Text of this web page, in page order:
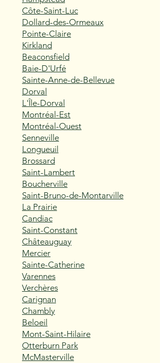
Côte-Saint-Luc
Dollard-des-Ormeaux
Pointe-Claire
Kirkland
Beaconsfield
Baie-D'Urfé
Sainte-Anne-de-Bellevue
Dorval
L'Île-Dorval
Montréal-Est
Montréal-Ouest
Senneville
Longueuil
Brossard
Saint-Lambert
Boucherville
Saint-Bruno-de-Montarville
La Prairie
Candiac
Saint-Constant
Châteauguay
Mercier
Sainte-Catherine
Varennes
Verchères
Carignan
Chambly
Beloeil
Mont-Saint-Hilaire
Otterburn Park
McMasterville